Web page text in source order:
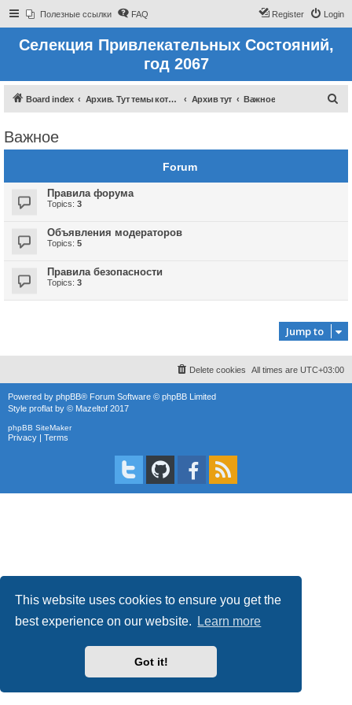
This website uses cookies to ensure you get the
best experience on our website.
Learn more
Got it!
Полезные ссылки FAQ Login
Register
Селекция Привлекательных Состояний,
год 2067
Board index Архив. Тут темы которые были до 2022 года Архив тут Важное
Важное
Forum
Правила форума
Topics: 3
Объявления модераторов
Topics: 5
Правила безопасности
Topics: 3
Jump to
All times are UTC+03:00
Delete cookies
Powered by phpBB® Forum Software © phpBB Limited
Style proflat by © Mazeltof 2017
phpBB SiteMaker
Privacy | Terms